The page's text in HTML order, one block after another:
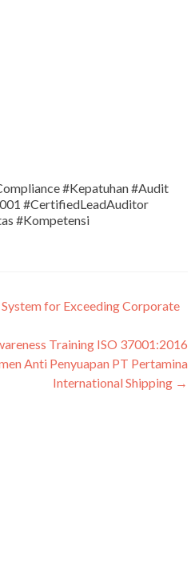
#Kepatuhan #Audit
#CertifiedLeadAuditor
#Kompetensi
for Exceeding Corporate
Training ISO 37001:2016
Anti Penyuapan PT Pertamina
International Shipping →